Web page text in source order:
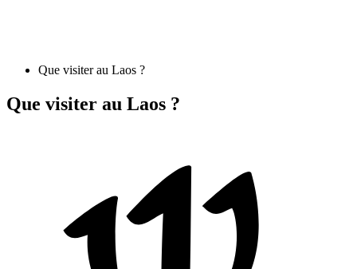
Que visiter au Laos ?
Que visiter au Laos ?